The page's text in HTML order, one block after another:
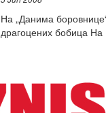
На „Данима
драгоцених бобица